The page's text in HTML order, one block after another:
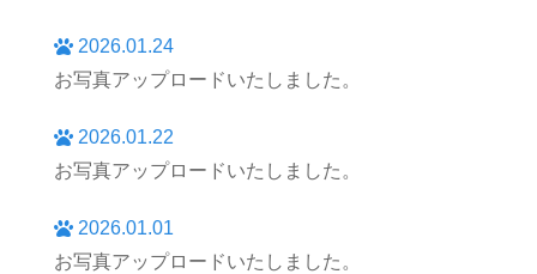
2026.01.24
お写真アップロードいたしました。
2026.01.22
お写真アップロードいたしました。
2026.01.01
お写真アップロードいたしました。